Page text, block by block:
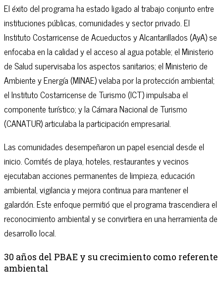
El éxito del programa ha estado ligado al trabajo conjunto entre
instituciones públicas, comunidades y sector privado. El
Instituto Costarricense de Acueductos y Alcantarillados (AyA) se
enfocaba en la calidad y el acceso al agua potable; el Ministerio
de Salud supervisaba los aspectos sanitarios; el Ministerio de
Ambiente y Energía (MINAE) velaba por la protección ambiental;
el Instituto Costarricense de Turismo (ICT) impulsaba el
componente turístico; y la Cámara Nacional de Turismo
(CANATUR) articulaba la participación empresarial.
Las comunidades desempeñaron un papel esencial desde el
inicio. Comités de playa, hoteles, restaurantes y vecinos
ejecutaban acciones permanentes de limpieza, educación
ambiental, vigilancia y mejora continua para mantener el
galardón. Este enfoque permitió que el programa trascendiera el
reconocimiento ambiental y se convirtiera en una herramienta de
desarrollo local.
30 años del PBAE y su crecimiento como referente
ambiental